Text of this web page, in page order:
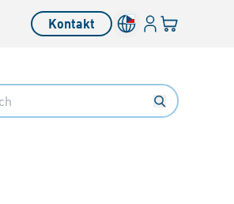
Kontakt Přihlásit se
Váš košík